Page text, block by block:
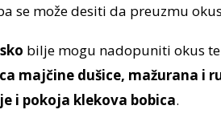
se može desiti da preuzmu
bilje mogu nadopuniti okus
majčine dušice, mažurana i
i pokoja klekova bobica.